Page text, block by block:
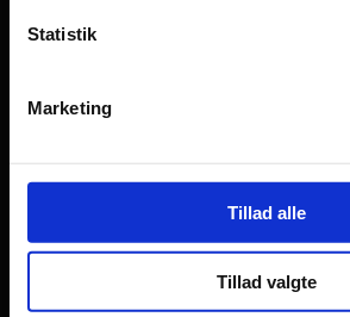
Statistik
Marketing
Tillad alle
Tillad valgte
salg@koppenbjerg.dk